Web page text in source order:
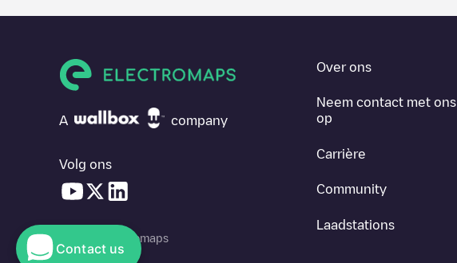
A company
Volg ons
© 2026 Electromaps
Over ons
Neem contact met ons
op
Carrière
Community
Laadstations
Contact us